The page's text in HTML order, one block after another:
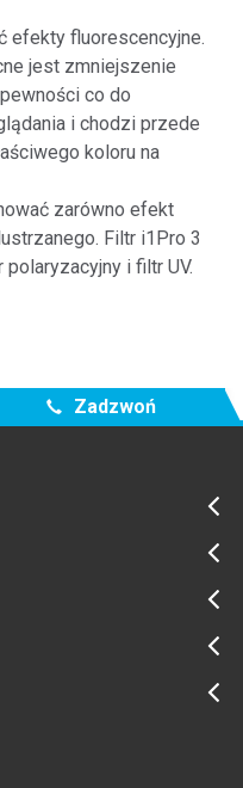
efekty fluorescencyjne.
jest zmniejszenie
co do
i chodzi przede
koloru na
zarówno efekt
Filtr i1Pro 3
i filtr UV.
Zadzwoń